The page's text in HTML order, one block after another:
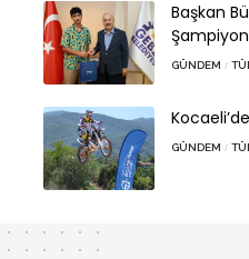
Başkan
GÜNDEM
GÜNDEM